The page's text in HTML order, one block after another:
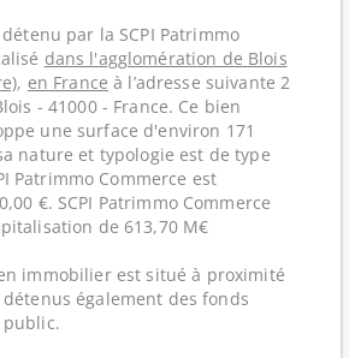
par la SCPI Patrimmo
dans l'agglomération de Blois
, en France à l’adresse suivante 2
- 41000 - France. Ce bien
une surface d'environ 171
nature et typologie est de type
Patrimmo Commerce est
€. SCPI Patrimmo Commerce
de 613,70 M€
immobilier est situé à proximité
également des fonds